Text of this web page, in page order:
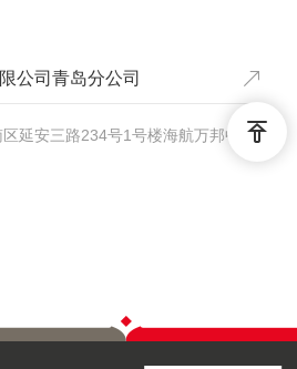
公司青岛分公司
延安三路234号1号楼海航万邦中心